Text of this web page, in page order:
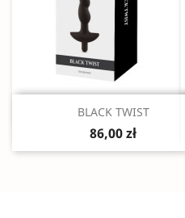
Szybki podgląd
BLACK TWIST
86,00 zł